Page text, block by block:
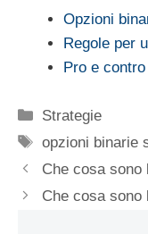
Opzioni
Regole per
Pro e
Categorie
Strategie
Tag
opzioni binarie
Che cosa sono
Che cosa sono